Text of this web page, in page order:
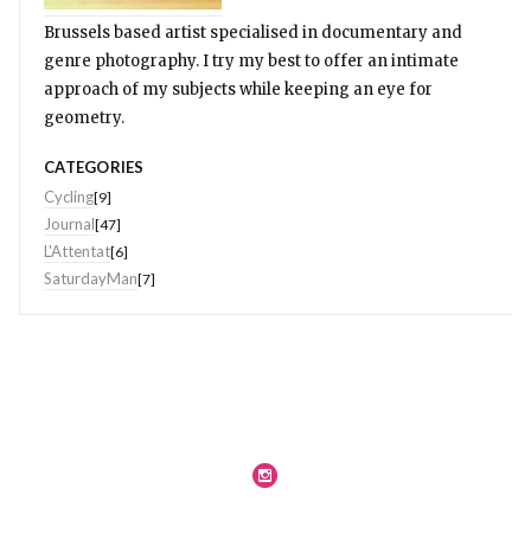
Brussels based artist specialised in documentary and
genre photography. I try my best to offer an intimate
approach of my subjects while keeping an eye for
geometry.
CATEGORIES
Cycling[9]
Journal[47]
L'Attentat[6]
SaturdayMan[7]